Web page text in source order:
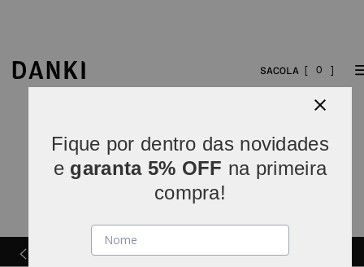
0
Fique por dentro das novidades
e garanta 5% OFF na primeira
compra!